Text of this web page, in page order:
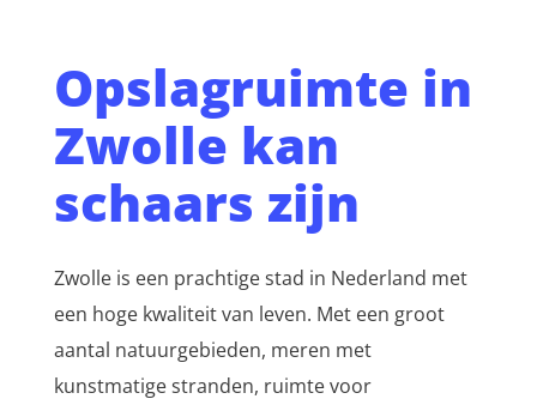
Opslagruimte in
Zwolle kan
schaars zijn
Zwolle is een prachtige stad in Nederland met
een hoge kwaliteit van leven. Met een groot
aantal natuurgebieden, meren met
kunstmatige stranden, ruimte voor